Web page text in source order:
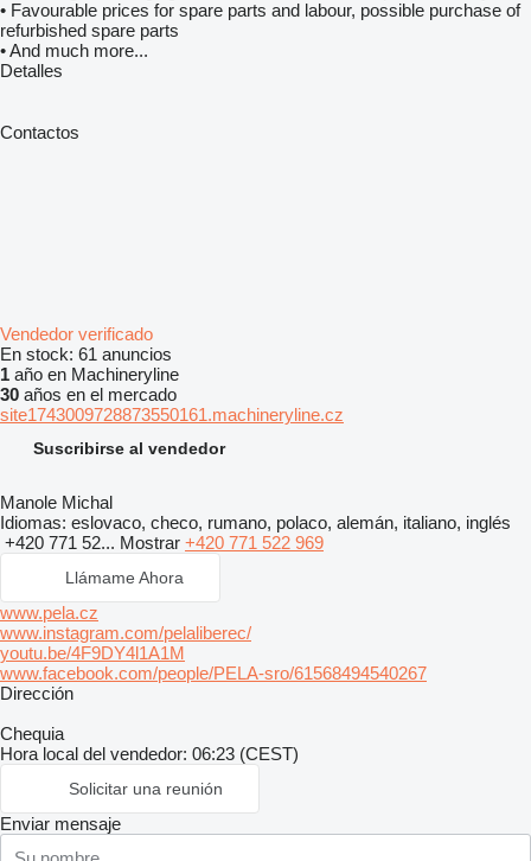
• Favourable prices for spare parts and labour, possible purchase of
refurbished spare parts
• And much more...
Detalles
Contactos
Vendedor verificado
En stock: 61 anuncios
1 año en Machineryline
30 años en el mercado
site1743009728873550161.machineryline.cz
Suscribirse al vendedor
Manole Michal
Idiomas: eslovaco, checo, rumano, polaco, alemán, italiano, inglés
+420 771 52... Mostrar +420 771 522 969
Llámame Ahora
www.pela.cz
www.instagram.com/pelaliberec/
youtu.be/4F9DY4l1A1M
www.facebook.com/people/PELA-sro/61568494540267
Dirección
Chequia
Hora local del vendedor: 06:23 (CEST)
Solicitar una reunión
Enviar mensaje